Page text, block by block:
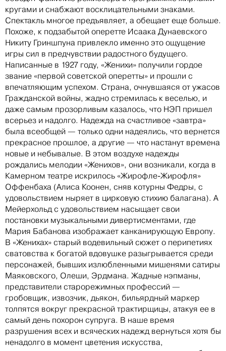
кругами и снабжают восклицательными знаками.
Спектакль многое предъявляет, а обещает еще больше.
Похоже, к подзабытой оперетте Исаака Дунаевского
Никиту Гриншпуна привлекло именно это ощущение
игры сил в предчувствии радостного будущего.
Написанные в 1927 году, «Женихи» получили гордое
звание «первой советской оперетты» и прошли с
впечатляющим успехом. Страна, очнувшаяся от ужасов
Гражданской войны, жадно стремилась к веселью, и
даже самым прозорливым казалось, что НЭП пришел
всерьез и надолго. Надежда на счастливое «завтра»
была всеобщей — только одни надеялись, что вернется
прекрасное прошлое, а другие — что настанут времена
новые и небывалые. В этом воздухе надежды
рождались мелодии «Женихов», они возникали, когда в
Камерном театре искрилось «Жирофле-Жирофля»
Оффенбаха (Алиса Коонен, сняв котурны Федры, с
удовольствием ныряет в цирковую стихию балагана). А
Мейерхольд с удовольствием насыщает свои
постановки музыкальными дивертисментами, где
Мария Бабанова изображает канканирующую Европу.
В «Женихах» старый водевильный сюжет о перипетиях
сватовства к богатой вдовушке разыгрывается среди
персонажей, бывших излюбленными мишенями сатиры
Маяковского, Олеши, Эрдмана. Жадные нэпманы,
представители старорежимных профессий —
гробовщик, извозчик, дьякон, бильярдный маркер
толпятся вокруг прекрасной трактирщицы, атакуя ее в
самый день похорон супруга. В наше время
разрушения всех и всяческих надежд вернуться хотя бы
ненадолго в момент цветения искусства,